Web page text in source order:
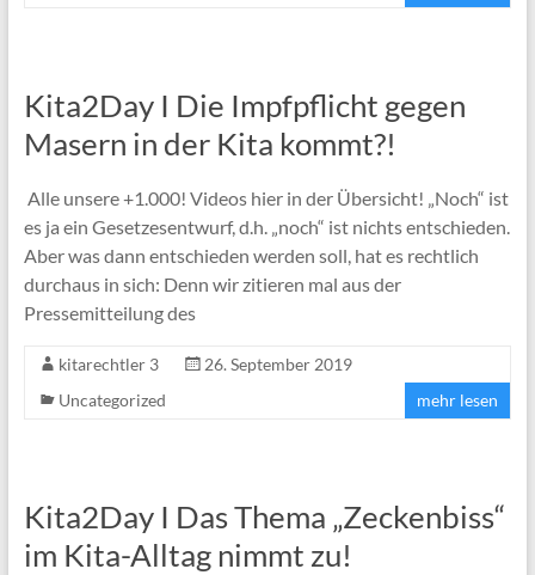
Kita2Day I Die Impfpflicht gegen
Masern in der Kita kommt?!
Alle unsere +1.000! Videos hier in der Übersicht! „Noch“ ist
es ja ein Gesetzesentwurf, d.h. „noch“ ist nichts entschieden.
Aber was dann entschieden werden soll, hat es rechtlich
durchaus in sich: Denn wir zitieren mal aus der
Pressemitteilung des
kitarechtler 3
26. September 2019
Uncategorized
mehr lesen
Kita2Day I Das Thema „Zeckenbiss“
im Kita-Alltag nimmt zu!